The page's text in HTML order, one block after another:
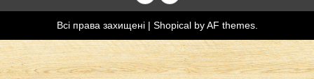
Всі права захищені | Shopicalby AF themes.